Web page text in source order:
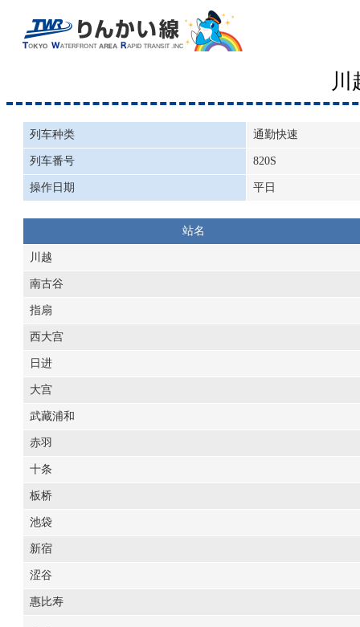
川
列车种类 通勤快速
列车番号 820S
操作日期 平日
站名
川越
南古谷
指扇
西大宫
日进
大宫
武藏浦和
赤羽
十条
板桥
池袋
新宿
涩谷
惠比寿